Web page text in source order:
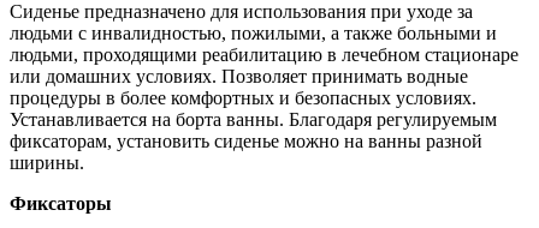
Сиденье предназначено для использования при уходе за
людьми с инвалидностью, пожилыми, а также больными и
людьми, проходящими реабилитацию в лечебном стационаре
или домашних условиях. Позволяет принимать водные
процедуры в более комфортных и безопасных условиях.
Устанавливается на борта ванны. Благодаря регулируемым
фиксаторам, установить сиденье можно на ванны разной
ширины.
Фиксаторы